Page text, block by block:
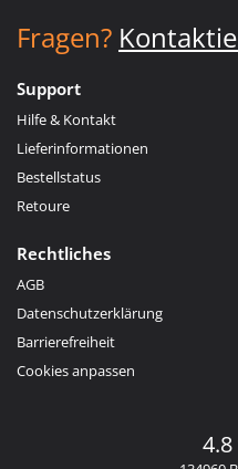
Fragen?
Support
Hilfe & Kontakt
Lieferinformationen
Bestellstatus
Retoure
Rechtliches
AGB
Datenschutzerklärung
Barrierefreiheit
Cookies anpassen